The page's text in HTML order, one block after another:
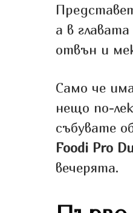
а в
отвън и
Само че
нещо по-
събувате
Foodi Pro
вечерята.